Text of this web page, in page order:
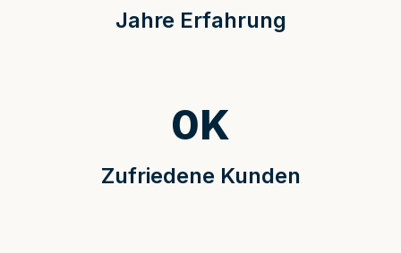
Jahre Erfahrung
Zufriedene Kunden
0K